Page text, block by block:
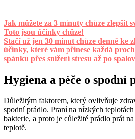
Jak můžete za 3 minuty chůze zlepšit
Toto jsou účinky chůze!
Stačí už jen 30 minut chůze denně ke
účinky, které vám přinese každá
spánku přes snížení stresu až po
Hygiena a péče o spodní
Důležitým faktorem, který ovlivňuje
spodní prádlo. Praní na nízkých
bakterie, a proto je důležité prádlo prát
teplotě.